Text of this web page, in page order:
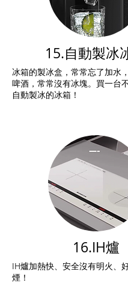
15.自動製冰
冰箱的製冰盒，常常忘了加水
啤酒，常常沒有冰塊。買一台
自動製冰的冰箱！
16.IH爐
IH爐加熱快、安全沒有明火、
煙！